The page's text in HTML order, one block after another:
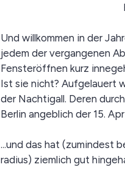
Und willkommen in der
jedem der vergangenen
Fensteröffnen kurz
Ist sie nicht? Aufgelauert
der Nachtigall. Deren
Berlin angeblich der 15.
...und das hat (zumindest
radius) ziemlich gut